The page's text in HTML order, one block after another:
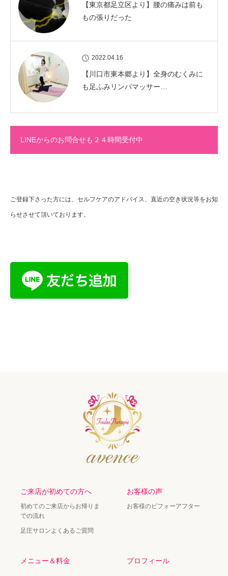
【東京都足立区より】腰の痛みは前も
もの張りだった
2022.04.16
【川口市東本郷より】全身のむくみに
も足ふみリンパマッサー…
LINEからのお問合せも２４時間受付中
ご登録下さった方には、セルフケアのアドバイス、直近の空き状況等をお知
らせさせて頂いております。
ご来店が初めての方へ
初めてのご来店からお帰りま
での流れ
足圧サロンよくあるご質問
お客様の声
お客様のビフォーアフター
メニュー＆料金 プロフィール